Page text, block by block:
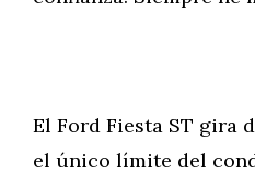
El Ford Fiesta ST gira
el único límite del